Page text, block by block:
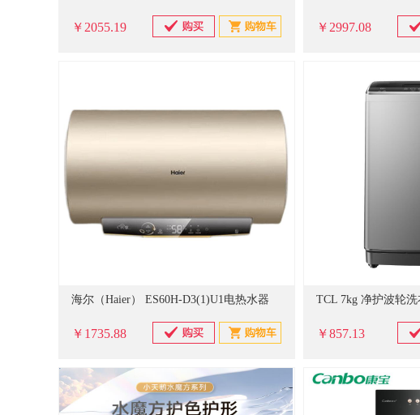
￥2055.19 ￥2997.08
海尔（Haier） ES60H-D3(1)U1电热水器
￥1735.88 ￥857.13